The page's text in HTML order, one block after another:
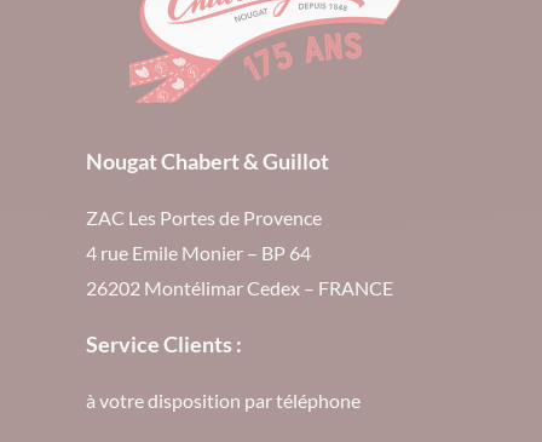
Nougat Chabert & Guillot
ZAC Les Portes de Provence
4 rue Emile Monier – BP 64
26202 Montélimar Cedex – FRANCE
Service Clients :
à votre disposition par téléphone